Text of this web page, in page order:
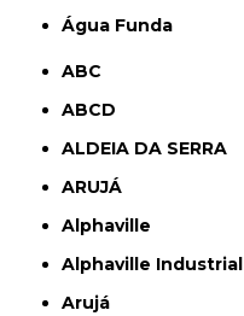
Água Funda
ABC
ABCD
ALDEIA DA SERRA
ARUJÁ
Alphaville
Alphaville Industrial
Arujá